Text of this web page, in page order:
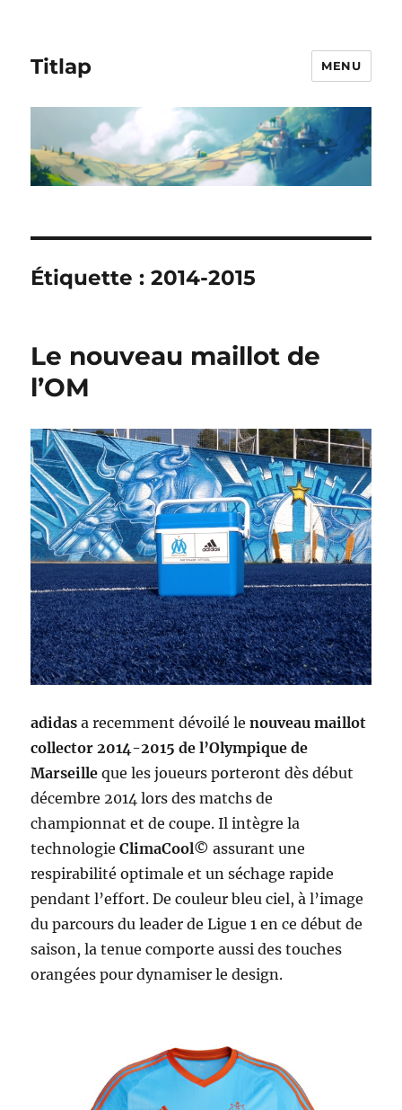
Titlap MENU
Étiquette :2014-2015
Le nouveau maillot de
l’OM
adidasa recemment dévoilé lenouveau maillot
collector 2014-2015 de l’Olympique de
Marseille que les joueurs porteront dès début
décembre 2014 lors des matchs de
championnat et de coupe. Il intègre la
technologieClimaCool© assurant une
respirabilité optimale et un séchage rapide
pendant l’effort. De couleur bleu ciel, à l’image
du parcours du leader de Ligue 1 en ce début de
saison, la tenue comporte aussi des touches
orangées pour dynamiser le design.